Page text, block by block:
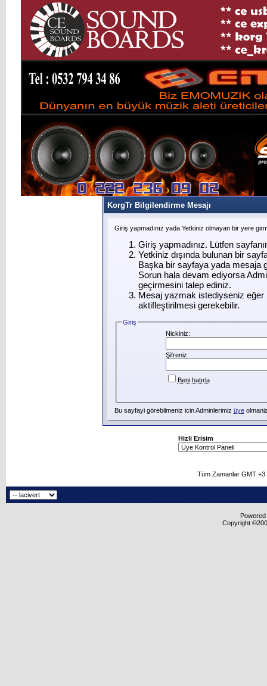
KorgTr Bilgilendirme Mesajı
Giriş yapmadınız yada Yetkiniz olmayan bir yere
Giriş yapmadınız. Lütfen
Yetkiniz dışında bulunan bir
Başka bir sayfaya yada mesaja
Sorun hala devam ediyorsa
geçirmesini talep ediniz.
Mesaj yazmak istediyseniz eğer
aktifleştirilmesi gerekebilir.
Giriş
Nickiniz:
Şifreniz:
Beni hatırla
Bu sayfayi görebilmeniz icin Adminlerimiz üye
Hizli Erisim
Tüm Zamanlar GMT
Copyright